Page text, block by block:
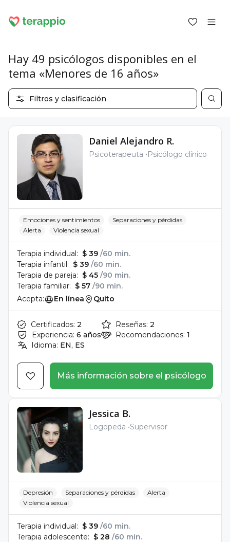
Iniciar sesión como psicólogo
Servicios
Blog
Para los psicólogos
Sobre terappio
Preguntas y respuestas
office@terappio.com
Hay 49 psicólogos disponibles en el
tema «Menores de 16 años»
Filtros y clasificación
Daniel Alejandro R.
Psicoterapeuta Psicólogo clínico
Emociones y sentimientos
Separaciones y pérdidas
Alerta
Violencia sexual
Terapia individual: $ 39 /60 min.
Terapia infantil: $ 39 /60 min.
Terapia de pareja: $ 45 /90 min.
Terapia familiar: $ 57 /90 min.
Acepta:
En línea Quito
Certificados: 2
Experiencia: 6 años
Idioma: EN, ES
Reseñas: 2
Recomendaciones: 1
Más información sobre el psicólogo
Jessica B.
Logopeda Supervisor
Depresión Separaciones y pérdidas
Alerta
Violencia sexual
Terapia individual: $ 39 /60 min.
Terapia adolescente: $ 28 /60 min.